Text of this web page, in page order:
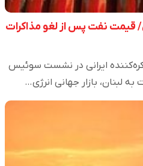
جهانی/ قیمت نفت پس از لغو مذاکرات
ایرانی در نشست سوئیس
لبنان، بازار جهانی انرژی…